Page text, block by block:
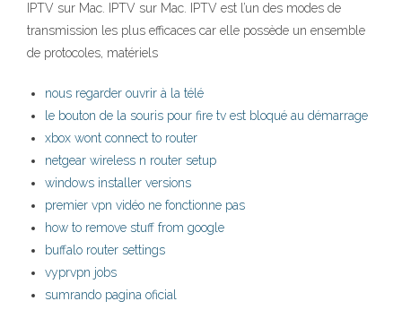
IPTV sur Mac. IPTV sur Mac. IPTV est l’un des modes de
transmission les plus efficaces car elle possède un ensemble
de protocoles, matériels
nous regarder ouvrir à la télé
le bouton de la souris pour fire tv est bloqué au démarrage
xbox wont connect to router
netgear wireless n router setup
windows installer versions
premier vpn vidéo ne fonctionne pas
how to remove stuff from google
buffalo router settings
vyprvpn jobs
sumrando pagina oficial